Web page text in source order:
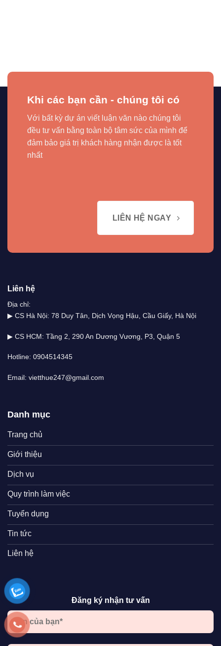
Khi các bạn cần - chúng tôi có
Với bất kỳ dự án viết luận văn nào chúng tôi
đều tư vấn bằng toàn bộ tâm sức của mình để
đảm bảo giá trị khách hàng nhận được là tốt
nhất
LIÊN HỆ NGAY
Liên hệ
Địa chỉ:
▶ CS Hà Nội: 78 Duy Tân, Dịch Vọng Hậu, Cầu Giấy, Hà Nội
▶ CS HCM: Tầng 2, 290 An Dương Vương, P3, Quận 5
Hotline: 0904514345
Email: vietthue247@gmail.com
Danh mục
Trang chủ
Giới thiệu
Dịch vụ
Quy trình làm việc
Tuyển dụng
Tin tức
Liên hệ
Đăng ký nhận tư vấn